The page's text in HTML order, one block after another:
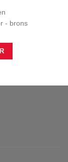
- brons
heeft